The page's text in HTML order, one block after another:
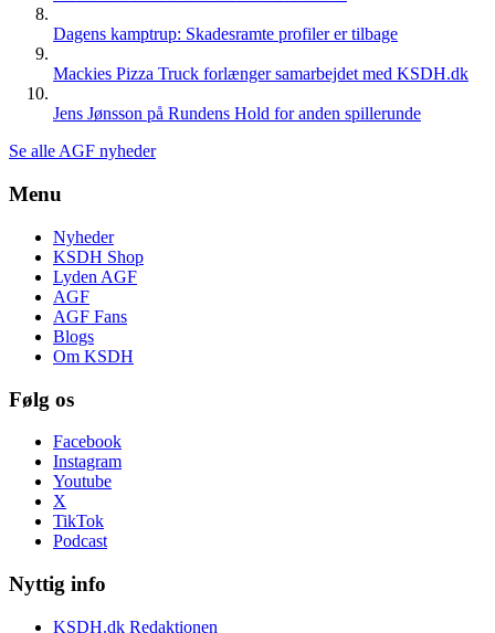
Dagens kamptrup: Skadesramte profiler er tilbage
Mackies Pizza Truck forlænger samarbejdet med KSDH.dk
Jens Jønsson på Rundens Hold for anden spillerunde
Se alle AGF nyheder
Menu
Nyheder
KSDH Shop
Lyden AGF
AGF
AGF Fans
Blogs
Om KSDH
Følg os
Facebook
Instagram
Youtube
X
TikTok
Podcast
Nyttig info
KSDH.dk Redaktionen